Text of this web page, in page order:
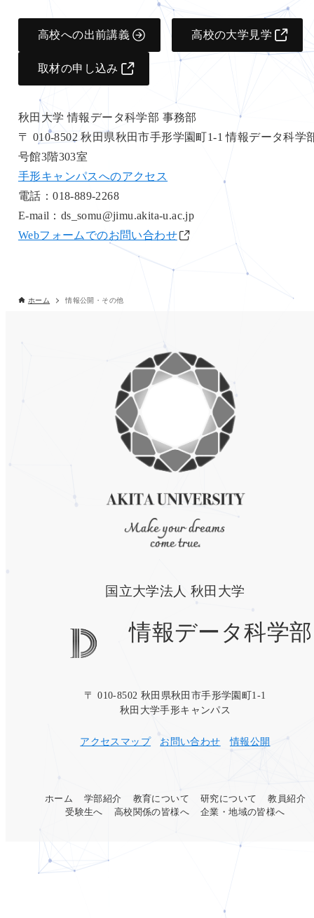
高校への出前講義 高校の大学見学
取材の申し込み
秋田大学 情報データ科学部 事務部
〒 010-8502 秋田県秋田市手形学園町1-1 情報データ科学
号館3階303室
手形キャンパスへのアクセス
電話：018-889-2268
E-mail：ds_somu@jimu.akita-u.ac.jp
Webフォームでのお問い合わせ
ホーム 情報公開・その他
国立大学法人 秋田大学
情報データ科学部
〒 010-8502 秋田県秋田市手形学園町1-1
秋田大学手形キャンパス
アクセスマップ お問い合わせ 情報公開
ホーム 学部紹介 教育について 研究について
教員紹介
受験生へ
高校関係の皆様へ 企業・地域の皆様へ